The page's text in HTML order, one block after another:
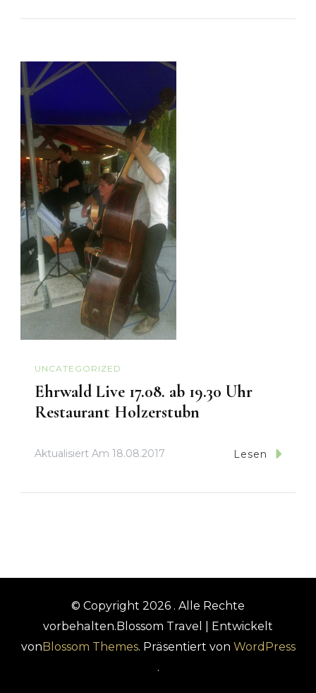
UNCATEGORIZED
Ehrwald Live 17.08. ab 19.30 Uhr
Restaurant Holzerstubn
Aktualisiert Am 18.08.2017 Lesen
© Copyright 2026 . Alle Rechte
vorbehalten. Blossom Travel | Entwickelt
von Blossom Themes. Präsentiert von WordPress
.